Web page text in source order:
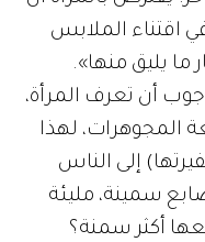
اقتناء الملابس
ما يليق منها».
أن تعرف المرأة،
المجوهرات، لهذا
إلى الناس
سمينة، مليئة
أكثر سمنة؟